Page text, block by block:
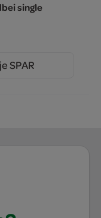
single
SPAR